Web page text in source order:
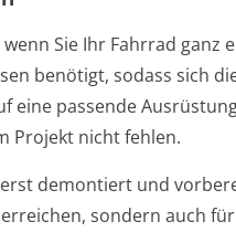
Sie Ihr Fahrrad
benötigt, sodass sich
eine passende
Projekt nicht fehlen.
demontiert und
sondern auch